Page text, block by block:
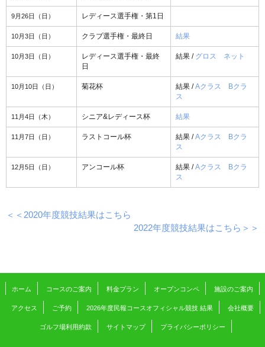
9月26日（日） レディース選手権・第1日
10月3日（日） クラブ選手権・最終日 結果
10月3日（日）
レディース選手権・最終
日
結果 / グロス ネット
10月10日（日） 菊花杯 結果 /Aクラス
Bクラ
ス
11月4日（木） シニア&レディース杯 結果
11月7日（日） ラストコール杯 結果 /Aクラス
Bクラ
ス
12月5日（日） アンコール杯 結果 /Aクラス
Bクラ
ス
＜＜2020年度競技結果はこちら
2022年度競技結果はこちら＞＞
ホーム コースのご案内 料金プラン オープンコンペ 施設のご案内
アクセス ご予約 2026年度民報コースオフィシャル競技 結果 会社概要
ゴルフ場利用約款 サイトマップ プライバシーポリシー